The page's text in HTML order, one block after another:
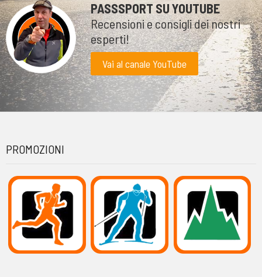
PASSSPORT SU YOUTUBE
Recensioni e consigli dei nostri
esperti!
Vai al canale YouTube
PROMOZIONI